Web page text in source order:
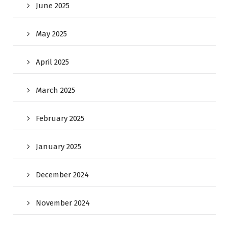
June 2025
May 2025
April 2025
March 2025
February 2025
January 2025
December 2024
November 2024